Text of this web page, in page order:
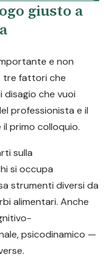
giusto a
e non
tre fattori che
che vuoi
professionista e il
primo colloquio.
sulla
si occupa
strumenti diversi da
alimentari. Anche
psicodinamico —